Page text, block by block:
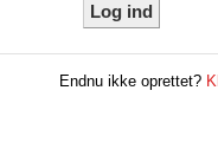
Log ind
Endnu ikke oprettet?